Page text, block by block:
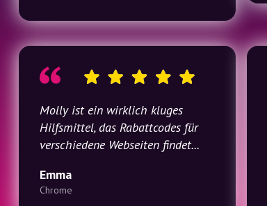
Molly ist ein wirklich kluges
Hilfsmittel, das Rabattcodes für
verschiedene Webseiten findet...
Emma
Chrome